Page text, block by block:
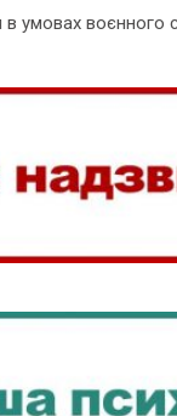
умовах воєнного